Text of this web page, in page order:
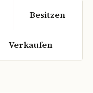
Besitzen
Verkaufen